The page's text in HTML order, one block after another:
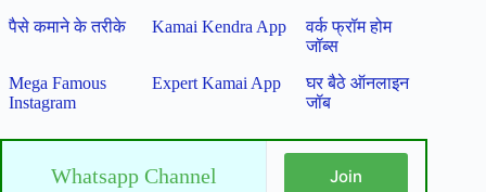
पैसे कमाने के तरीके
Kamai Kendra App
वर्क फ्रॉम होम
जॉब्स
Mega Famous
Instagram
Expert Kamai App
घर बैठे ऑनलाइन
जॉब
Whatsapp Channel Join